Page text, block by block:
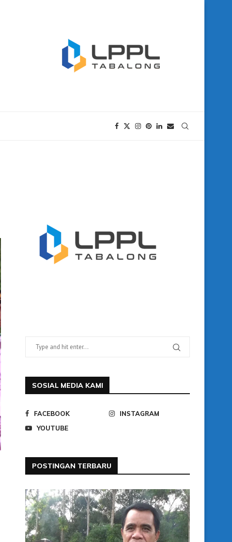
SOSIAL MEDIA KAMI
FACEBOOK
INSTAGRAM
YOUTUBE
POSTINGAN TERBARU